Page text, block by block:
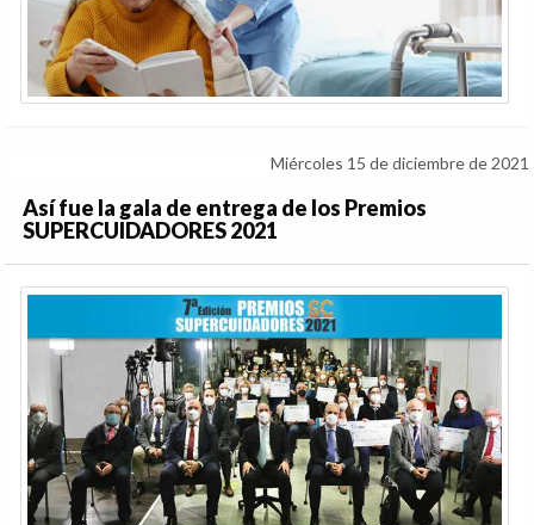
Miércoles 15 de diciembre de 2021
Así fue la gala de entrega de los Premios
SUPERCUIDADORES 2021